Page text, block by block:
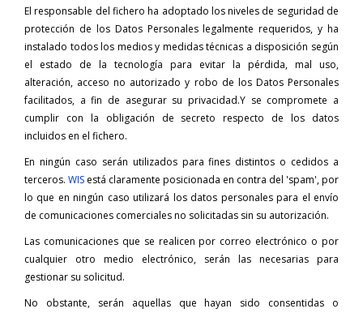
El responsable del fichero ha adoptado los niveles de seguridad de
protección de los Datos Personales legalmente requeridos, y ha
instalado todos los medios y medidas técnicas a disposición según
el estado de la tecnología para evitar la pérdida, mal uso,
alteración, acceso no autorizado y robo de los Datos Personales
facilitados, a fin de asegurar su privacidad.Y se compromete a
cumplir con la obligación de secreto respecto de los datos
incluidos en el fichero.
En ningún caso serán utilizados para fines distintos o cedidos a
terceros. WIS está claramente posicionada en contra del 'spam', por
lo que en ningún caso utilizará los datos personales para el envío
de comunicaciones comerciales no solicitadas sin su autorización.
Las comunicaciones que se realicen por correo electrónico o por
cualquier otro medio electrónico, serán las necesarias para
gestionar su solicitud.
No obstante, serán aquellas que hayan sido consentidas o